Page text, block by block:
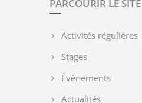
PARCOURIR LE SITE
Activités régulières
Stages
Évènements
Actualités